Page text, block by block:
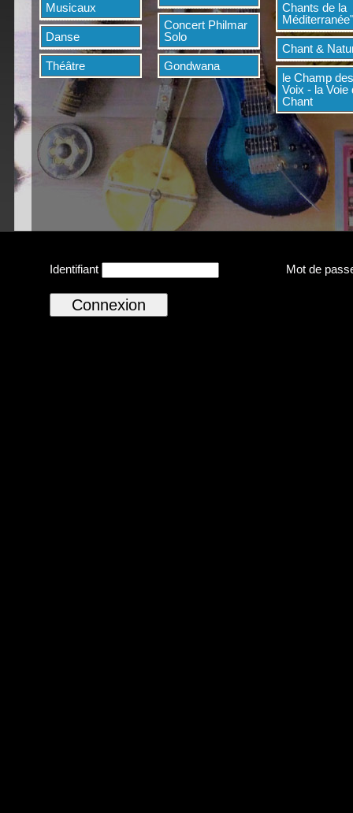
Musicaux
Danse
Théâtre
Concert Philmar
Solo
Gondwana
Chants de la
Méditerranée"
Chant &
le Champ des
Voix - la Voie
Chant
Identifiant Mot de